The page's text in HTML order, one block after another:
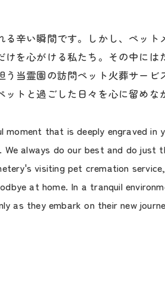
辛い瞬間です。しかし、ペッ
を心がける私たち。その中に
当霊園の訪問ペット火葬サー
トと過ごした日々を心に留めな
that is deeply engraved in
always do our best and do
visiting pet cremation
at home. In a tranquil
as they embark on their new